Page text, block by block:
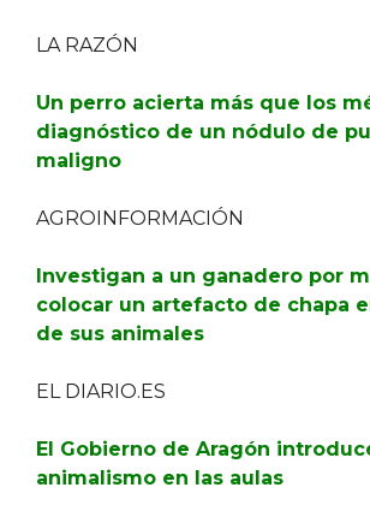
LA RAZÓN
Un perro acierta más que los
diagnóstico de un nódulo de
maligno
AGROINFORMACIÓN
Investigan a un ganadero por
colocar un artefacto de chapa
de sus animales
EL DIARIO.ES
El Gobierno de Aragón
animalismo en las aulas